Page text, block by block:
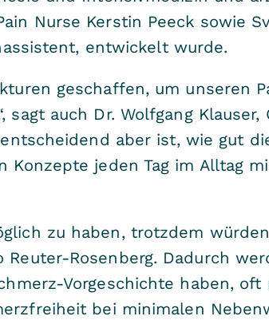
Nurse Kerstin Peeck sowie
entwickelt wurde.
geschaffen, um unseren
auch Dr. Wolfgang Klauser,
aber ist, wie gut
jeden Tag im Alltag
zu haben, trotzdem würden
Rosenberg. Dadurch
Vorgeschichte haben, oft
bei minimalen